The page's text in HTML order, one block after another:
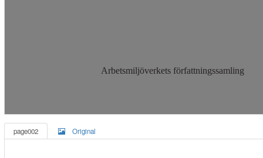
Arbetsmiljöverkets författningssamling
page002 Original